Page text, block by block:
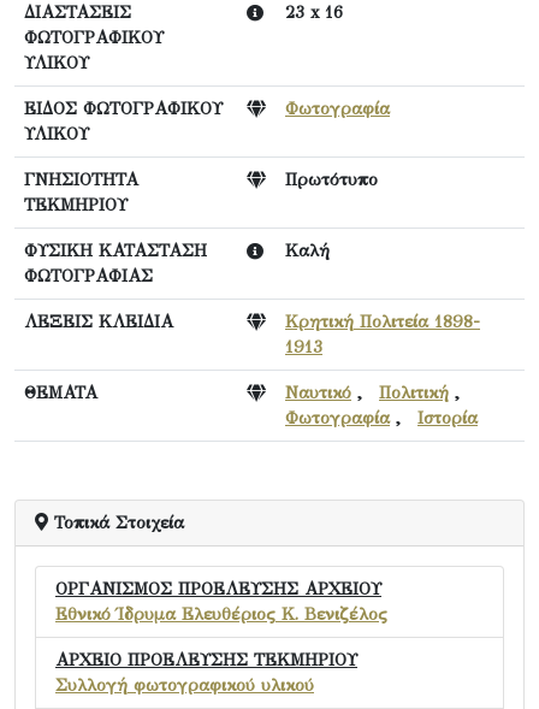
ΔΙΑΣΤΑΣΕΙΣ
ΦΩΤΟΓΡΑΦΙΚΟΥ
ΥΛΙΚΟΥ
23 x 16
ΕΙΔΟΣ ΦΩΤΟΓΡΑΦΙΚΟΥ
ΥΛΙΚΟΥ
Φωτογραφία
ΓΝΗΣΙΟΤΗΤΑ
ΤΕΚΜΗΡΙΟΥ
Πρωτότυπο
ΦΥΣΙΚΗ ΚΑΤΑΣΤΑΣΗ
ΦΩΤΟΓΡΑΦΙΑΣ
Καλή
ΛΕΞΕΙΣ ΚΛΕΙΔΙΑ
Κρητική Πολιτεία 1898-
1913
ΘΕΜΑΤΑ Ναυτικό , Πολιτική ,
Φωτογραφία, Ιστορία
Τοπικά Στοιχεία
ΟΡΓΑΝΙΣΜΟΣ ΠΡΟΕΛΕΥΣΗΣ ΑΡΧΕΙΟΥ
Εθνικό Ίδρυμα Ελευθέριος Κ. Βενιζέλος
ΑΡΧΕΙΟ ΠΡΟΕΛΕΥΣΗΣ ΤΕΚΜΗΡΙΟΥ
Συλλογή φωτογραφικού υλικού